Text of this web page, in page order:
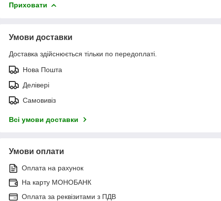
Приховати
Умови доставки
Доставка здійснюється тільки по передоплаті.
Нова Пошта
Делівері
Самовивіз
Всі умови доставки
Умови оплати
Оплата на рахунок
На карту МОНОБАНК
Оплата за реквізитами з ПДВ